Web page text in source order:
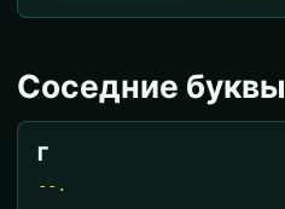
Соседние буквы
Г
--.